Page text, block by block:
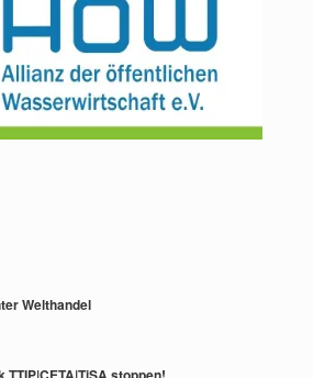
Welthandel